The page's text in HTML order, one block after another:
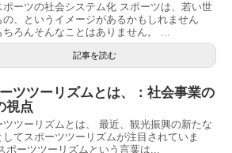
ポーツの社会システム化 スポーツは、若い世
の、というイメージがあるかもしれません
ちろんそんなことはありません。 ...
記事を読む
ツツーリズムとは、：社会事業の
視点
ツツーリズムとは、 最近、観光振興の新たな
してスポーツツーリズムが注目されていま
ポーツツーリズムという言葉は...